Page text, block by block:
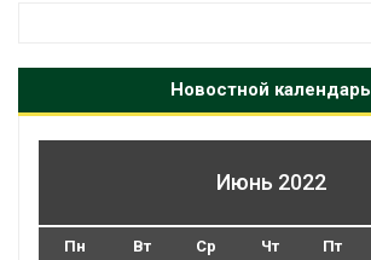
Новостной календарь
Июнь 2022
Пн Вт Ср Чт Пт